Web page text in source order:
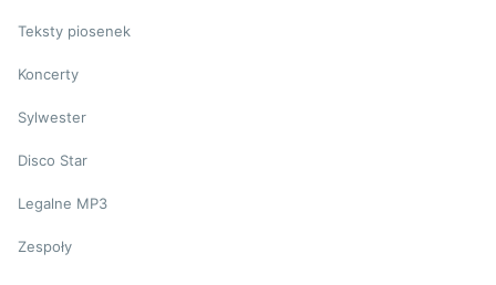
Teksty piosenek
Koncerty
Sylwester
Disco Star
Legalne MP3
Zespoły